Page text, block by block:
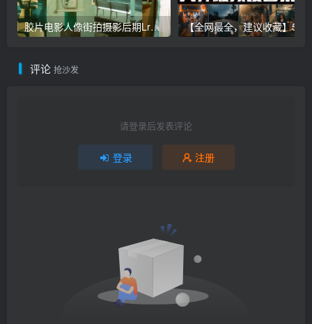
胶片电影人像街拍摄影后期Lr调色教程，手机滤镜PS+Lightroom预设下载！
评论 抢沙发
请登录后发表评论
登录 注册